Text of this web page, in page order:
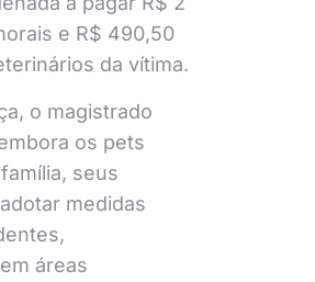
e R$ 490,50
da vítima.
o magistrado
os pets
seus
medidas
áreas